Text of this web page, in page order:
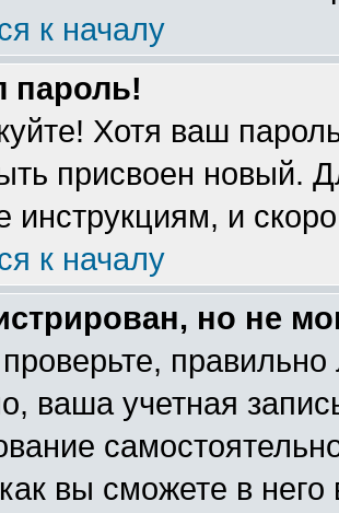
к началу
пароль!
Хотя ваш
присвоен новый.
инструкциям, и
к началу
но не
ваша учетная
вы сможете в